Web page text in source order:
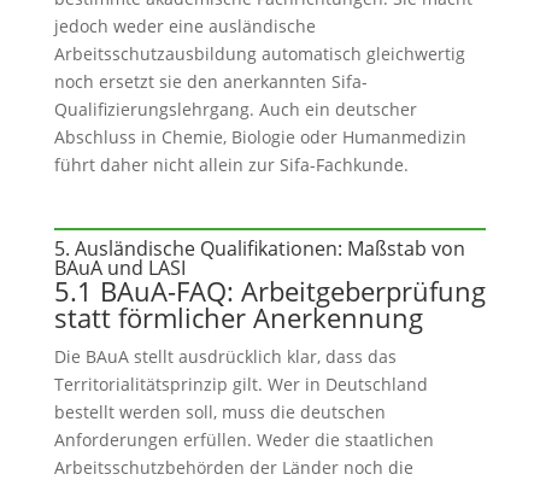
jedoch weder eine ausländische
Arbeitsschutzausbildung automatisch gleichwertig
noch ersetzt sie den anerkannten Sifa-
Qualifizierungslehrgang. Auch ein deutscher
Abschluss in Chemie, Biologie oder Humanmedizin
führt daher nicht allein zur Sifa-Fachkunde.
5. Ausländische Qualifikationen: Maßstab von
BAuA und LASI
5.1 BAuA-FAQ: Arbeitgeberprüfung
statt förmlicher Anerkennung
Die BAuA stellt ausdrücklich klar, dass das
Territorialitätsprinzip gilt. Wer in Deutschland
bestellt werden soll, muss die deutschen
Anforderungen erfüllen. Weder die staatlichen
Arbeitsschutzbehörden der Länder noch die